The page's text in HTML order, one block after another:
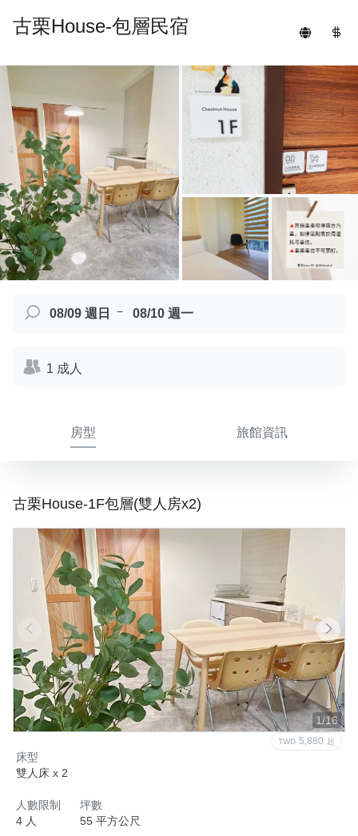
古栗House-包層民宿
08/09 週日 － 08/10 週一
1 成人
房型 旅館資訊
古栗House-1F包層(雙人房x2)
1/16
TWD 5,880 起
床型
雙人床 x 2
人數限制
4 人
坪數
55 平方公尺